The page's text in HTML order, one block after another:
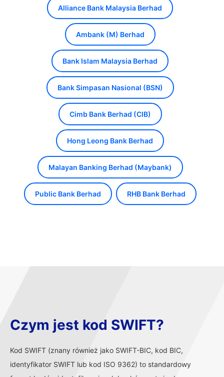
Alliance Bank Malaysia Berhad
Ambank (M) Berhad
Bank Islam Malaysia Berhad
Bank Simpasan Nasional (BSN)
Cimb Bank Berhad (CIB)
Hong Leong Bank Berhad
Malayan Banking Berhad (Maybank)
Public Bank Berhad RHB Bank Berhad
Czym jest kod SWIFT?
Kod SWIFT (znany również jako SWIFT-BIC, kod BIC,
identyfikator SWIFT lub kod ISO 9362) to standardowy